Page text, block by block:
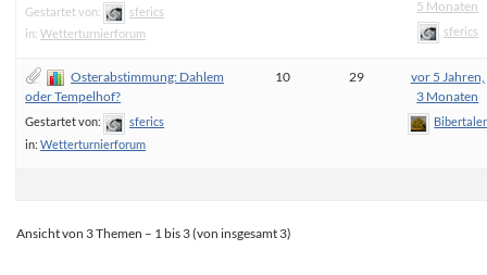
Gestartet von:
sferics
in:Wetterturnierforum
5 Monaten
sferics
Osterabstimmung: Dahlem
oder Tempelhof?
Gestartet von:
sferics
in:Wetterturnierforum
10 29
vor 5 Jahren,
3 Monaten
Bibertaler
Ansicht von 3 Themen – 1 bis 3 (von insgesamt 3)